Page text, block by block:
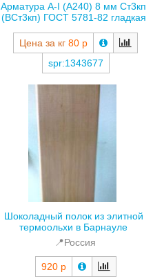
Арматура А-I (А240) 8 мм Ст3кп
(ВСт3кп) ГОСТ 5781-82 гладкая
Цена за кг 80 р
spr:1343677
Шоколадный полок из элитной
термоольхи в Барнауле
📍Россия
920 р